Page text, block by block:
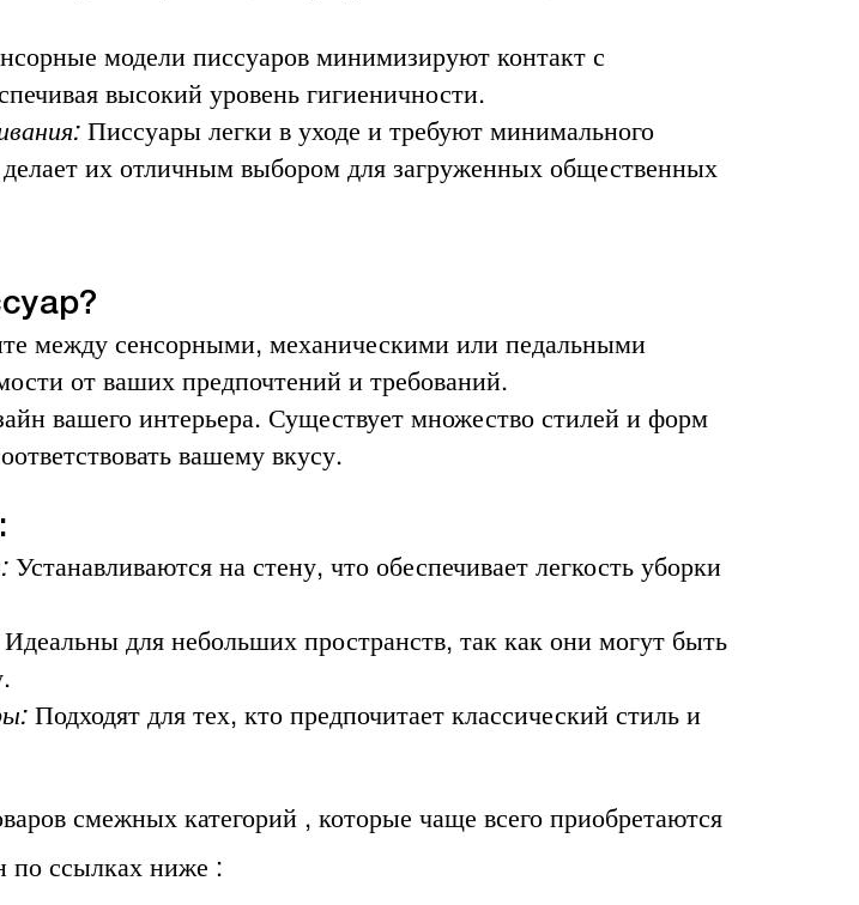
модели писсуаров минимизируют контакт с
высокий уровень гигиеничности.
Писсуары легки в уходе и требуют минимального
их отличным выбором для загруженных общественных
между сенсорными, механическими или педальными
от ваших предпочтений и требований.
вашего интерьера. Существует множество стилей и форм
вашему вкусу.
Устанавливаются на стену, что обеспечивает легкость уборки
Идеальны для небольших пространств, так как они могут быть
Подходят для тех, кто предпочитает классический стиль и
смежных категорий , которые чаще всего приобретаются
по ссылках ниже :